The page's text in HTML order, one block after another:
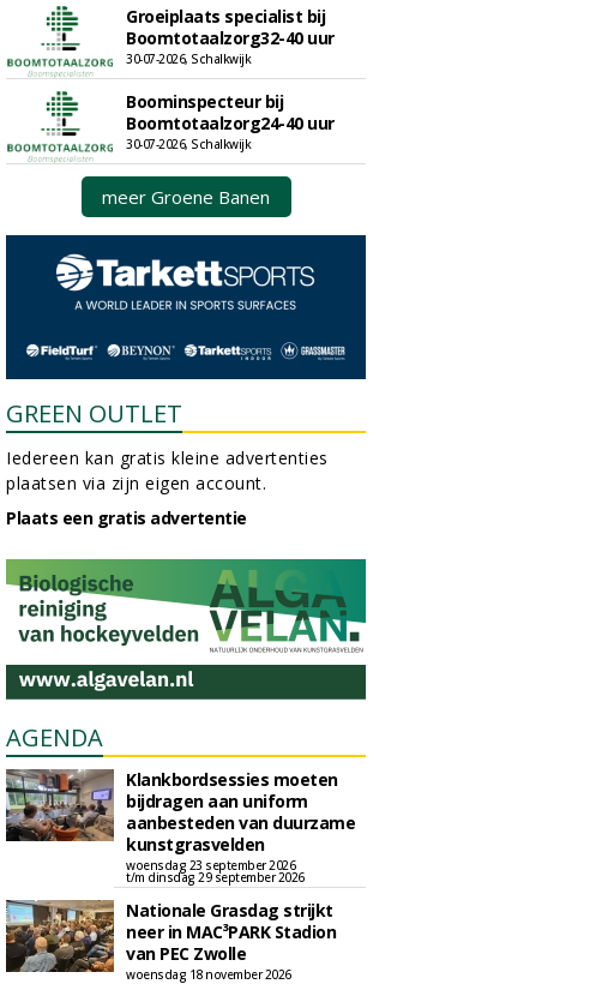
Groeiplaats specialist bij
Boomtotaalzorg32-40 uur
30-07-2026, Schalkwijk
Boominspecteur bij
Boomtotaalzorg24-40 uur
30-07-2026, Schalkwijk
meer Groene Banen
GREEN OUTLET
Iedereen kan gratis kleine advertenties
plaatsen via zijn eigen account.
Plaats een gratis advertentie
AGENDA
Klankbordsessies moeten
bijdragen aan uniform
aanbesteden van duurzame
kunstgrasvelden
woensdag 23 september 2026
t/m dinsdag 29 september 2026
Nationale Grasdag strijkt
neer in MAC³PARK Stadion
van PEC Zwolle
woensdag 18 november 2026